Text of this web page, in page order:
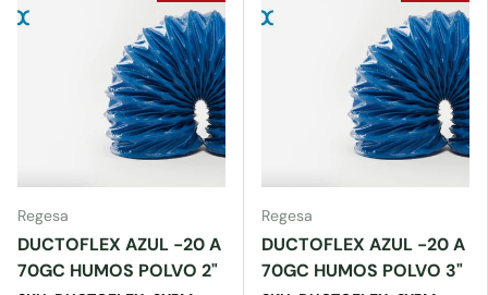
Regesa
DUCTOFLEX AZUL -20 A
70GC HUMOS POLVO 2"
Regesa
DUCTOFLEX AZUL -20 A
70GC HUMOS POLVO 3"